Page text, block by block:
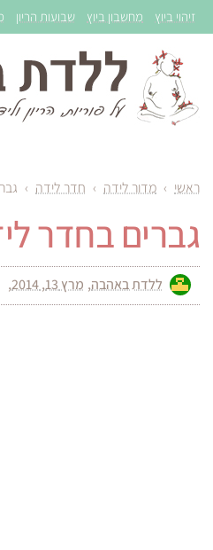
זיהוי ביוץ מחשבון ביוץ שבועות הריון
ראשי › מדור לידה › חדר לידה ›
גברים בחדר
ללדת באהבה מרץ 13, 2014